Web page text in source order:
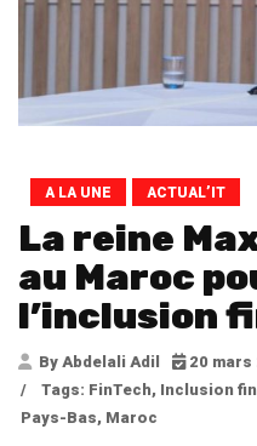
A LA UNE ACTUAL’IT
La reine
au Maroc
l’inclusion
By Abdelali Adil
20 mars
/
Tags: FinTech, Inclusion
Pays-Bas, Maroc